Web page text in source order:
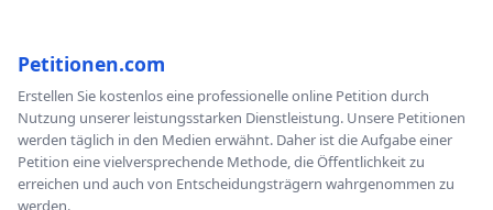
Petitionen.com
Erstellen Sie kostenlos eine professionelle online Petition durch
Nutzung unserer leistungsstarken Dienstleistung. Unsere Petitionen
werden täglich in den Medien erwähnt. Daher ist die Aufgabe einer
Petition eine vielversprechende Methode, die Öffentlichkeit zu
erreichen und auch von Entscheidungsträgern wahrgenommen zu
werden.